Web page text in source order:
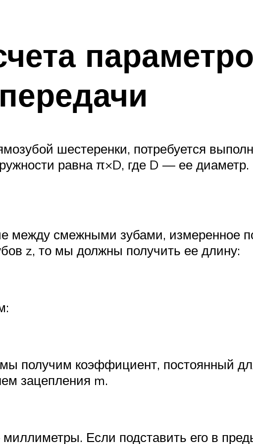
шестеренки, потребуется
равна π×D, где D — ее диаметр.
между смежными зубами, измеренное
z, то мы должны получить ее длину:
получим коэффициент, постоянный
зацепления m.
Если подставить его в